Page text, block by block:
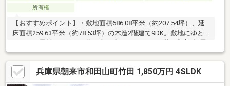
所有権
【おすすめポイント】・敷地面積686.08平米（約207.54坪）、延
床面積259.63平米（約78.53坪）の木造2階建て9DK。敷地にゆと
りがあり屋外スペースの使い方が広がります。・1階に和室4部屋
があり2部屋ずつ続き間として使い分けが可能、集まりや個室利用
など状況に応じて対応できます。・ダイニングキッチンがあり食
事の場を分けて使えます。納戸や仏間、広縁もあり生活に合わせ
た空間活用ができます。・1階にトイレが2つあり来客時や複数人
兵庫県朝来市和田山町竹田 1,850万円 4SLDK